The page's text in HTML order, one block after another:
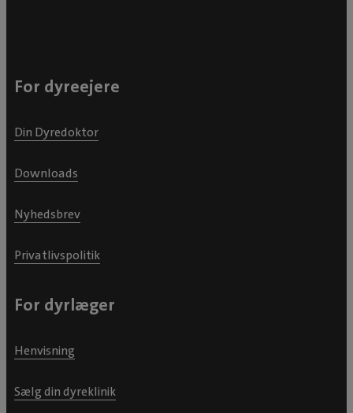
For dyreejere
Din Dyredoktor
Downloads
Nyhedsbrev
Privatlivspolitik
For dyrlæger
Henvisning
Sælg din dyreklinik